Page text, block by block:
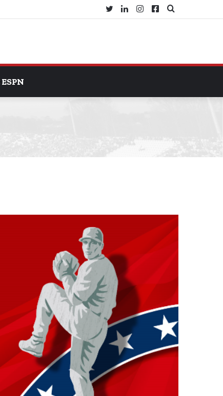
Search
Facebook
Instagram
LinkedIn
Twitter